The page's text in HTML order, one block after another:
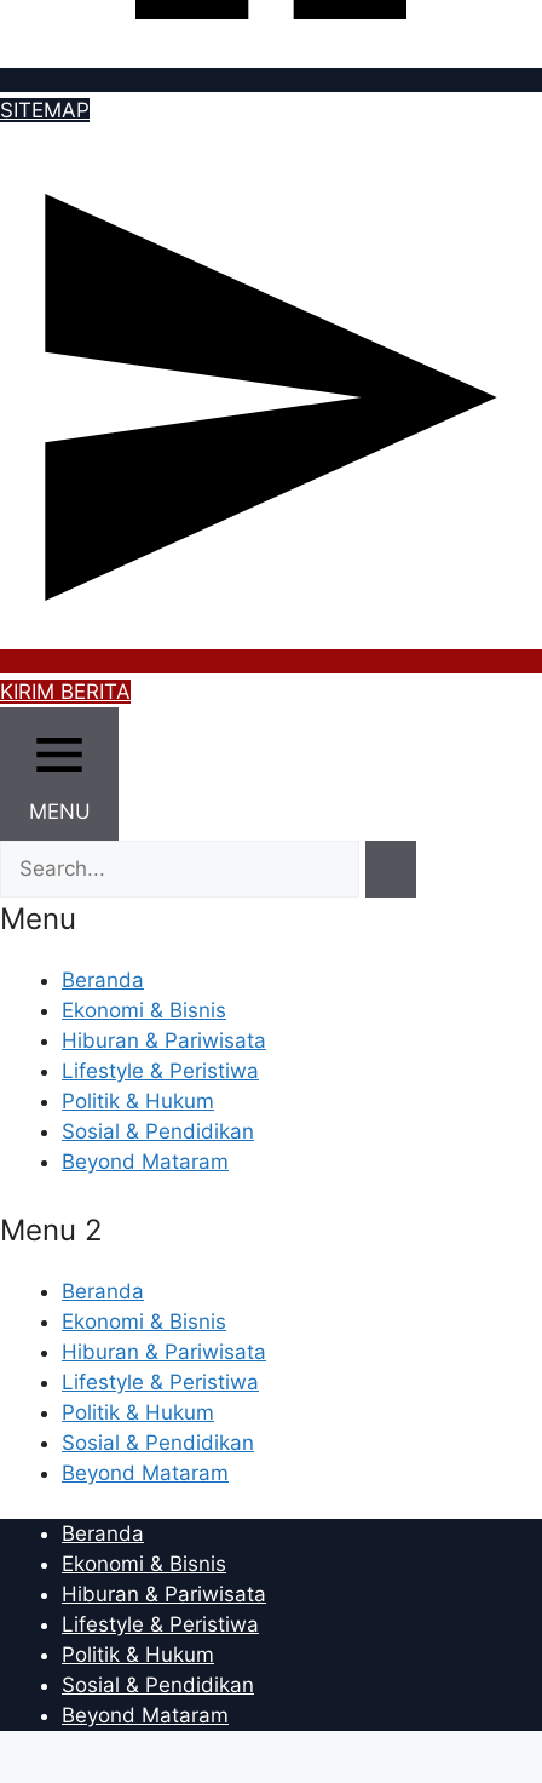
SITEMAP
KIRIM BERITA
MENU
Menu
Beranda
Ekonomi & Bisnis
Hiburan & Pariwisata
Lifestyle & Peristiwa
Politik & Hukum
Sosial & Pendidikan
Beyond Mataram
Menu 2
Beranda
Ekonomi & Bisnis
Hiburan & Pariwisata
Lifestyle & Peristiwa
Politik & Hukum
Sosial & Pendidikan
Beyond Mataram
Beranda
Ekonomi & Bisnis
Hiburan & Pariwisata
Lifestyle & Peristiwa
Politik & Hukum
Sosial & Pendidikan
Beyond Mataram